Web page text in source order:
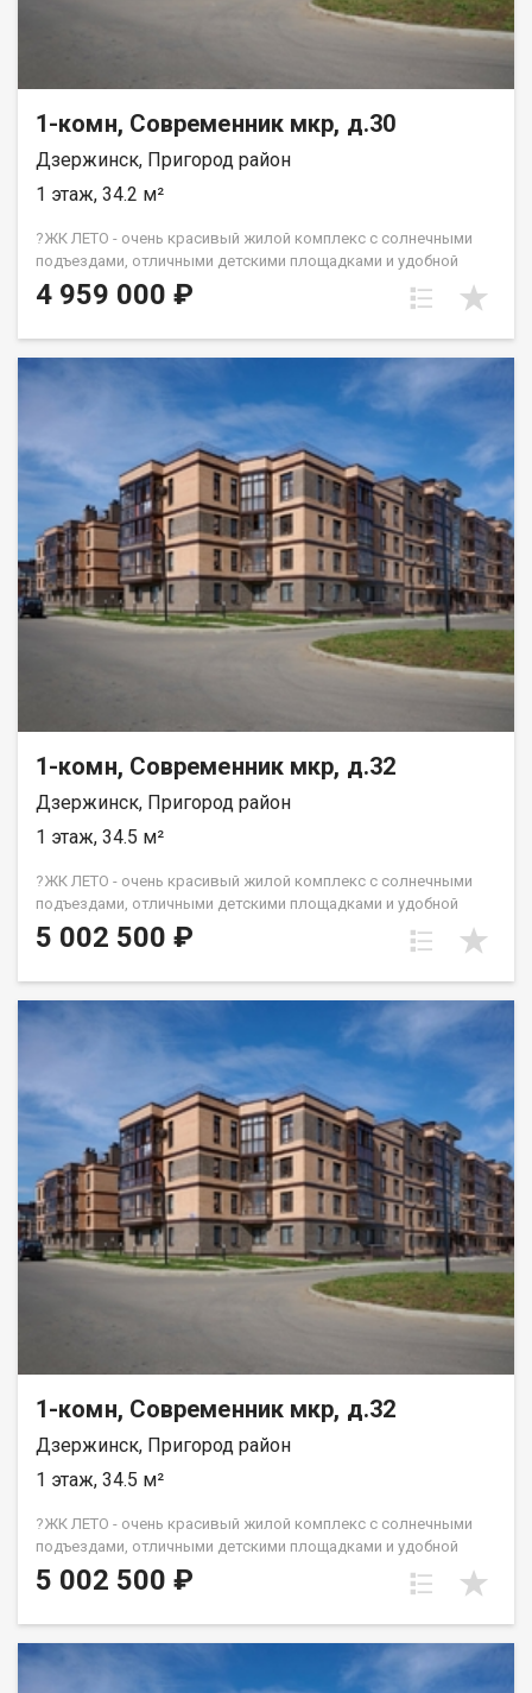
1-комн, Современник мкр, д.30
Дзержинск, Пригород район
1 этаж, 34.2 м²
?ЖК ЛЕТО - очень красивый жилой комплекс с солнечными
подъездами, отличными детскими площадками и удобной
инфраструктурой. ☝️Более 10 видов планировок и Вы
сможете подобрать квартиру любой площади от небольшой
Все квартиры свободной планировки, в получистовой
отделке. ? Каждому покупателю дизайн – проект в подарок!
Весь ЖК уже сдан! ☎️ 733-333. ДомСтрой
4 959 000 ₽
1-комн, Современник мкр, д.32
Дзержинск, Пригород район
1 этаж, 34.5 м²
?ЖК ЛЕТО - очень красивый жилой комплекс с солнечными
подъездами, отличными детскими площадками и удобной
инфраструктурой. ☝️Более 10 видов планировок и Вы
сможете подобрать квартиру любой площади от небольшой
Все квартиры свободной планировки, в получистовой
отделке. ? Каждому покупателю дизайн – проект в подарок!
Весь ЖК уже сдан! ☎️ 733-333. ДомСтрой
5 002 500 ₽
1-комн, Современник мкр, д.32
Дзержинск, Пригород район
1 этаж, 34.5 м²
?ЖК ЛЕТО - очень красивый жилой комплекс с солнечными
подъездами, отличными детскими площадками и удобной
инфраструктурой. ☝️Более 10 видов планировок и Вы
сможете подобрать квартиру любой площади от небольшой
Все квартиры свободной планировки, в получистовой
отделке. ? Каждому покупателю дизайн – проект в подарок!
5 002 500 ₽